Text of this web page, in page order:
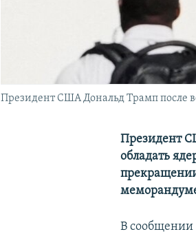
Президент США Дональд Трамп после
Президент
обладать
В сообщении